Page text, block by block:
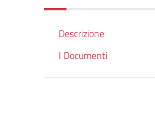
Descrizione
I Documenti